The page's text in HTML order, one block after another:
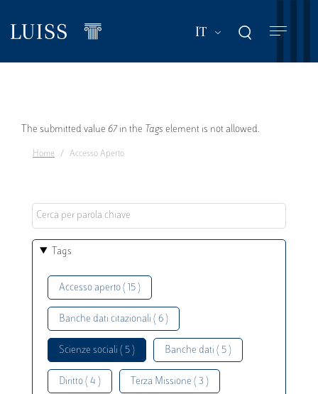
contenuto
IT Mostra ulteriori
Messaggio
di
The submitted value 67 in the Tags element is not allowed.
Home Accesso Aperto
Tags
Accesso aperto ( 15 )
Banche dati citazionali ( 6 )
Scienze sociali ( 5 ) Banche dati ( 5 )
Diritto ( 4 ) Terza Missione ( 3 )